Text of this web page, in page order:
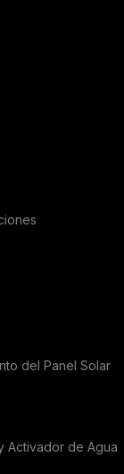
del Panel Solar
Activador de Agua